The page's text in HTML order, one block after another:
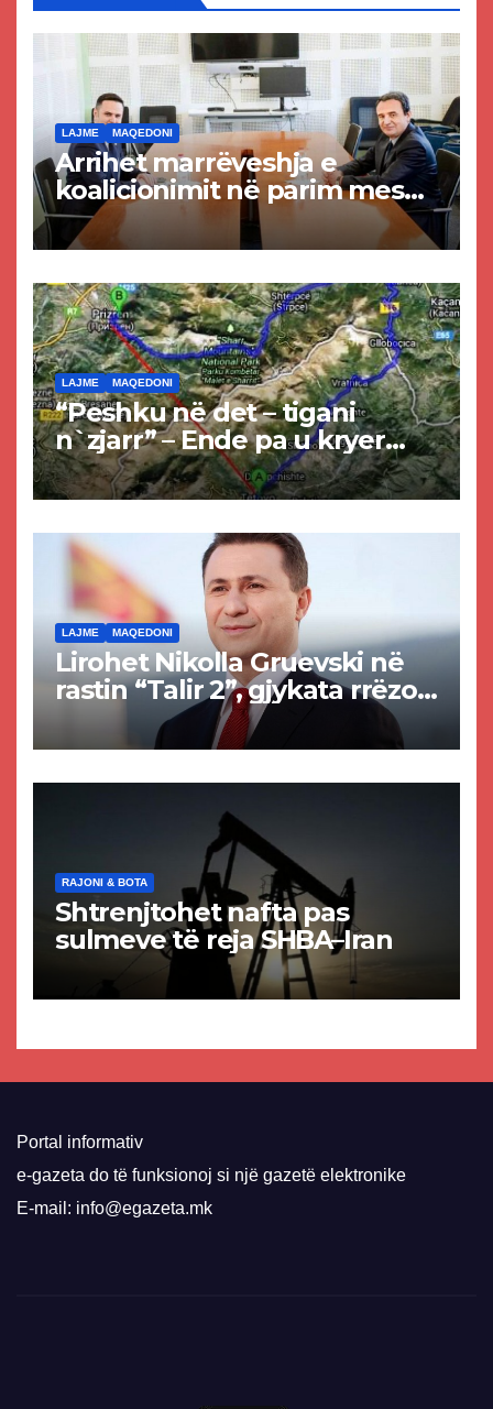
LAJME MAQEDONI
Arrihet marrëveshja e
koalicionimit në parim mes
Kurtit dhe Abdixhikut
LAJME MAQEDONI
“Peshku në det – tigani
n`zjarr” – Ende pa u kryer
projekti i tunelit, komuna e
Tetovës nis punimet për
LAJME MAQEDONI
Lirohet Nikolla Gruevski në
rastin “Talir 2”, gjykata rrëzon
akuzat për ndërtimin e
paligjshëm të selisë së
RAJONI & BOTA
Shtrenjtohet nafta pas
sulmeve të reja SHBA–Iran
Portal informativ
e-gazeta do të funksionoj si një gazetë elektronike
E-mail: info@egazeta.mk